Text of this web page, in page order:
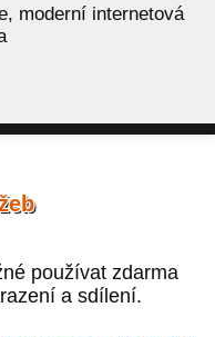
moderní internetová
používat zdarma
a sdílení.